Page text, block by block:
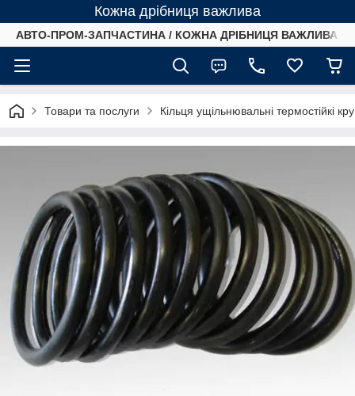
Кожна дрібниця важлива
АВТО-ПРОМ-ЗАПЧАСТИНА / КОЖНА ДРІБНИЦЯ ВАЖЛИВА /
Товари та послуги Кільця ущільнювальні термостійкі